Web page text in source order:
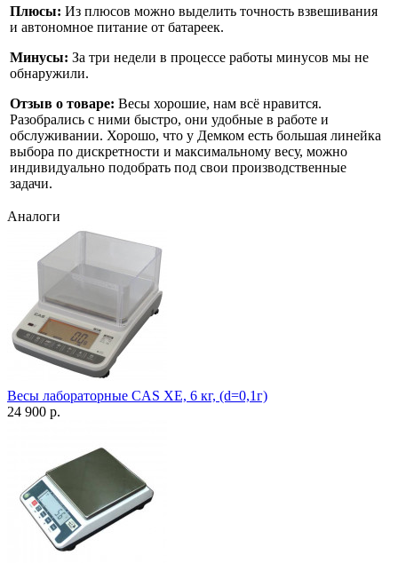
Плюсы: Из плюсов можно выделить точность взвешивания
и автономное питание от батареек.
Минусы: За три недели в процессе работы минусов мы не
обнаружили.
Отзыв о товаре: Весы хорошие, нам всё нравится.
Разобрались с ними быстро, они удобные в работе и
обслуживании. Хорошо, что у Демком есть большая линейка
выбора по дискретности и максимальному весу, можно
индивидуально подобрать под свои производственные
задачи.
Аналоги
Весы лабораторные CAS XE, 6 кг, (d=0,1г)
24 900 р.